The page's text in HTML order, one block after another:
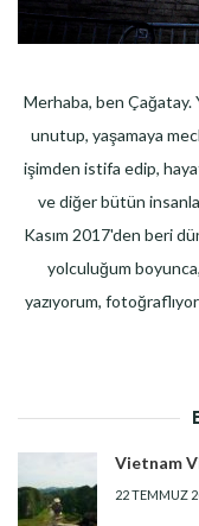
Merhaba, ben Çağatay.
unutup, yaşamaya
işimden istifa edip,
ve diğer bütün
Kasım 2017'den beri
yolculuğum
yazıyorum,
Vietnam
22 TEMMUZ